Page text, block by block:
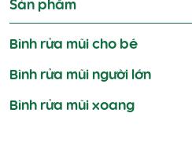
Sản phẩm
Bình rửa mũi cho bé
Bình rửa mũi người lớn
Bình rửa mũi xoang